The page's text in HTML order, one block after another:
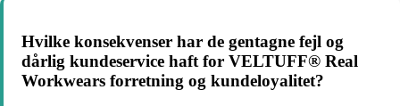
Hvilke konsekvenser har de gentagne fejl og
dårlig kundeservice haft for VELTUFF® Real
Workwears forretning og kundeloyalitet?